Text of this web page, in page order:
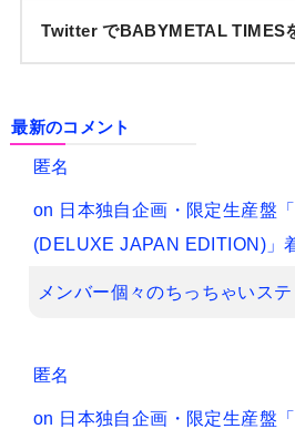
Twitter でBABYMETAL TIMES
最新のコメント
匿名
on 日本独自企画・限定生産盤
(DELUXE JAPAN EDITION)」
メンバー個々のちっちゃいス
匿名
on 日本独自企画・限定生産盤